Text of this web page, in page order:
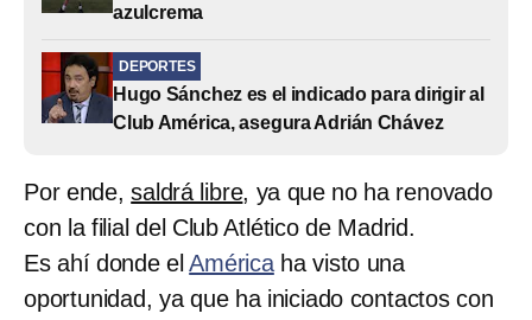
azulcrema
DEPORTES
Hugo Sánchez es el indicado para dirigir al
Club América, asegura Adrián Chávez
Por ende,saldrá libre, ya que no ha renovado
con la filial del Club Atlético de Madrid.
Es ahí donde elAméricaha visto una
oportunidad, ya que ha iniciado contactos con